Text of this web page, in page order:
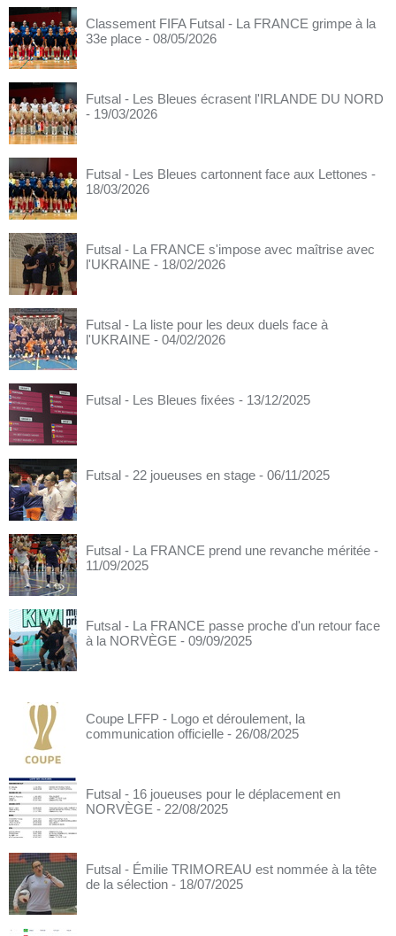
Classement FIFA Futsal - La FRANCE grimpe à la
33e place - 08/05/2026
Futsal - Les Bleues écrasent l'IRLANDE DU NORD
- 19/03/2026
Futsal - Les Bleues cartonnent face aux Lettones -
18/03/2026
Futsal - La FRANCE s'impose avec maîtrise avec
l'UKRAINE - 18/02/2026
Futsal - La liste pour les deux duels face à
l'UKRAINE - 04/02/2026
Futsal - Les Bleues fixées - 13/12/2025
Futsal - 22 joueuses en stage - 06/11/2025
Futsal - La FRANCE prend une revanche méritée -
11/09/2025
Futsal - La FRANCE passe proche d'un retour face
à la NORVÈGE - 09/09/2025
Coupe LFFP - Logo et déroulement, la
communication officielle - 26/08/2025
Futsal - 16 joueuses pour le déplacement en
NORVÈGE - 22/08/2025
Futsal - Émilie TRIMOREAU est nommée à la tête
de la sélection - 18/07/2025